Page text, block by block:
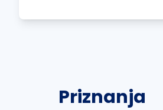
Priznanja